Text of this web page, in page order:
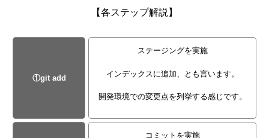
【各ステップ解説】
①git add
ステージングを実施
インデックスに追加、とも言います。
開発環境での変更点を列挙する感じです。
コミットを実施